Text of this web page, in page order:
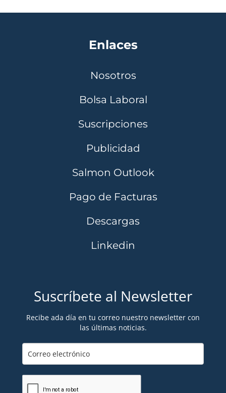
Enlaces
Nosotros
Bolsa Laboral
Suscripciones
Publicidad
Salmon Outlook
Pago de Facturas
Descargas
Linkedin
Suscríbete al Newsletter
Recibe ada día en tu correo nuestro newsletter con
las últimas noticias.